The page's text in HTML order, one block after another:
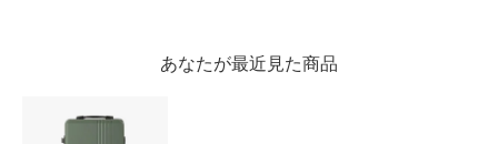
スパンダブル【トラ
あなたが最近見た商品